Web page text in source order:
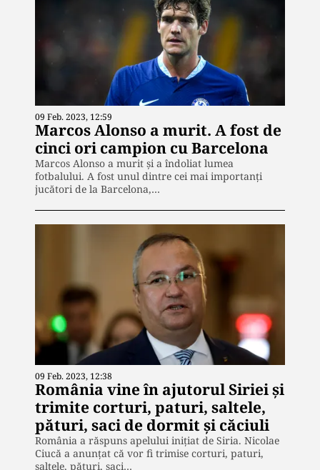
09 Feb. 2023, 12:59
Marcos Alonso a murit. A fost de
cinci ori campion cu Barcelona
Marcos Alonso a murit și a îndoliat lumea
fotbalului. A fost unul dintre cei mai importanți
jucători de la Barcelona,…
09 Feb. 2023, 12:38
România vine în ajutorul Siriei și
trimite corturi, paturi, saltele,
pături, saci de dormit și căciuli
România a răspuns apelului inițiat de Siria. Nicolae
Ciucă a anunțat că vor fi trimise corturi, paturi,
saltele, pături, saci…